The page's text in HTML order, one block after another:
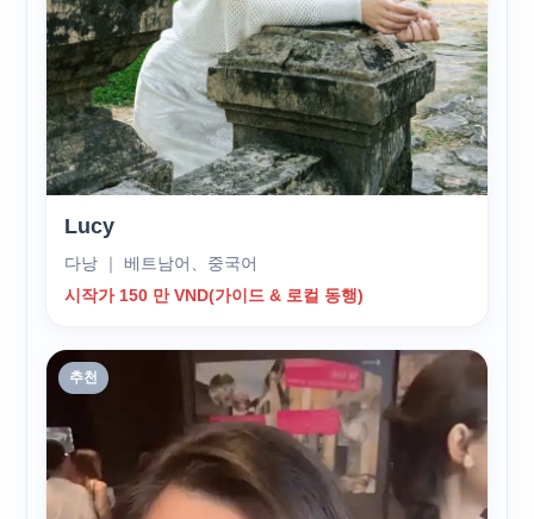
Lucy
다낭 ｜ 베트남어、중국어
시작가 150 만 VND(가이드 & 로컬 동행)
추천